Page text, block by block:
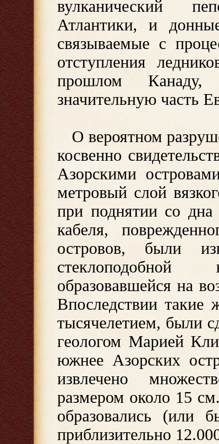
вулканический
Атлантики, и
связываемые с
отступления
прошлом Канаду,
значительную часть
О вероятном
косвенно
Азорскими
метровый слой
при поднятии со дна
кабеля,
островов, были
стеклоподобной
образовавшейся на
Впоследствии такие
тысячелетием, были
геологом Марией
южнее Азорских
извлечено
размером около 15
образовались (или
приблизительно